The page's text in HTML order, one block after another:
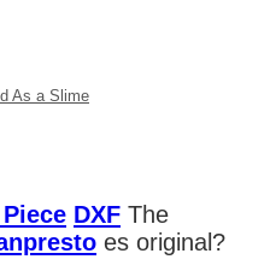
As a Slime
DXF The
es original ?